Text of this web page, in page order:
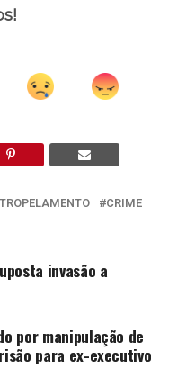
CRIME
invasão a
por manipulação de
para ex-executivo